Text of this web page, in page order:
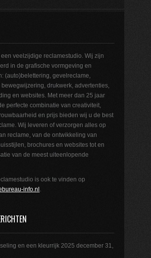
veelzijdige reclamestudio. Wij zijn
in de grafische vormgeving en
(auto)belettering, gevelreclame,
drukwerk, advertenties,
en websites. Met meer dan 25 jaar
perfecte combinatie van creativiteit,
en prijs bieden wij u de best
Wij leveren of verzorgen alles op
reclame, van de ontwikkeling van
brochures en websites tot en
van de meest uiteenlopende
is ook te vinden op
info.nl
en een kleurrijk 2025 december 31,